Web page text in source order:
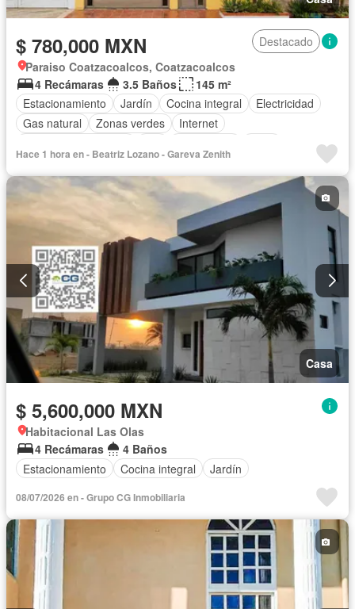
$ 780,000 MXN
Destacado
Paraiso Coatzacoalcos, Coatzacoalcos
4 Recámaras
3.5 Baños
145 m²
Estacionamiento
Jardín Cocina integral
Electricidad
Gas natural
Zonas verdes
Internet
Aire acondicionado
Sin amueblar
Hace 1 hora en - Beatriz Lozano - Gareva Zenith
Casa
$ 5,600,000 MXN
Habitacional Las Olas
4 Recámaras
4 Baños
Estacionamiento
Cocina integral Jardín
08/07/2026 en - Grupo CG Inmobiliaria